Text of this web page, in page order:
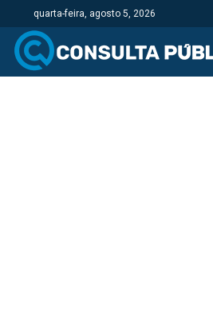
quarta-feira, agosto 5, 2026